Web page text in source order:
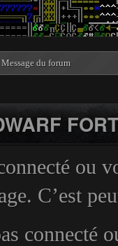
Message du forum
ou
C’est
connecté